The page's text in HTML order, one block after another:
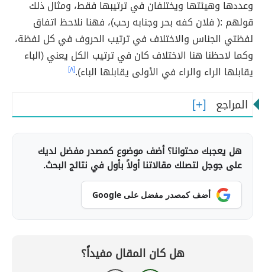
وعددها وهيئتها ويختلفان في ترتيبها فقط، ومثال ذلك
قولهم :( فلان كفه بحر وجنابه رحب)، فهنا نلاحظ اتفاق
لفظتي الجناس والاختلاف في ترتيب الحروف في كل لفظة،
وكما لاحظنا هنا الاختلاف كان في ترتيب الكل يعني (الباء
يقابلها الراء والراء في الأولى يقابلها الباء).[٨]
المراجع
هل يعجبك محتوانا؟ أضف موضوع كمصدر مفضل لديك
على جوجل لتصلك مقالاتنا أولاً بأول في نتائج البحث.
أضف كمصدر مفضل على Google
هل كان المقال مفيداً؟